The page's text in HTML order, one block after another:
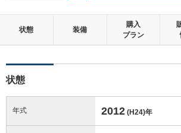
状態 装備
購入
プラン
状態
年式 2012 (H24)年